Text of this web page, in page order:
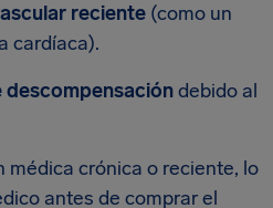
reciente (como un
cardíaca).
descompensacióndebido al
médica crónica o reciente, lo
antes de comprar el